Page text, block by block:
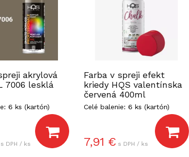
akrylová
7006 lesklá
6 ks (kartón)
s DPH / ks
Farba v spreji efekt
kriedy HQS valentínska
červená 400ml
Celé balenie: 6 ks (kartón)
7,91 € s DPH / ks